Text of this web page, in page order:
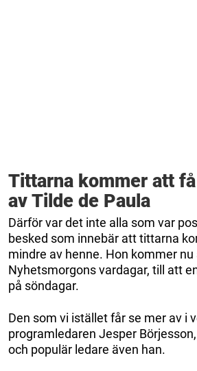
Tittarna kommer att
av Tilde de Paula
Därför var det inte alla som var
besked som innebär att tittarna
mindre av henne. Hon kommer
Nyhetsmorgons vardagar, till att
på söndagar.
Den som vi istället får se mer av i
programledaren Jesper
och populär ledare även han.